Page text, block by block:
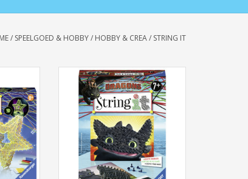
/ SPEELGOED & HOBBY/ HOBBY & CREA/ STRING IT
Ravensburger 180363 String It:
Dragons
TOEVOEGEN AAN WINKELWAGEN